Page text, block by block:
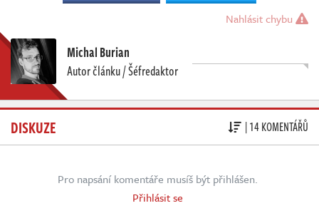
Nahlásit chybu
Michal Burian
Autor článku / Šéfredaktor
DISKUZE | 14 KOMENTÁŘŮ
Pro napsání komentáře musíš být přihlášen.
Přihlásit se